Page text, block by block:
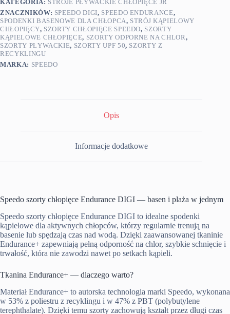
KATEGORIA: STROJE PŁYWACKIE CHŁOPIĘCE JR
ZNACZNIKÓW: SPEEDO DIGI, SPEEDO ENDURANCE,
SPODENKI BASENOWE DLA CHŁOPCA, STRÓJ KĄPIELOWY
CHŁOPIĘCY, SZORTY CHŁOPIĘCE SPEEDO, SZORTY
KĄPIELOWE CHŁOPIĘCE, SZORTY ODPORNE NA CHLOR ,
SZORTY PŁYWACKIE, SZORTY UPF 50, SZORTY Z
RECYKLINGU
MARKA: SPEEDO
Opis
Informacje dodatkowe
Speedo szorty chłopięce Endurance DIGI — basen i plaża w jednym
Speedo szorty chłopięce Endurance DIGI to idealne spodenki
kąpielowe dla aktywnych chłopców, którzy regularnie trenują na
basenie lub spędzają czas nad wodą. Dzięki zaawansowanej tkaninie
Endurance+ zapewniają pełną odporność na chlor, szybkie schnięcie i
trwałość, która nie zawodzi nawet po setkach kąpieli.
Tkanina Endurance+ — dlaczego warto?
Materiał Endurance+ to autorska technologia marki Speedo, wykonana
w 53% z poliestru z recyklingu i w 47% z PBT (polybutylene
terephthalate). Dzięki temu szorty zachowują kształt przez długi czas